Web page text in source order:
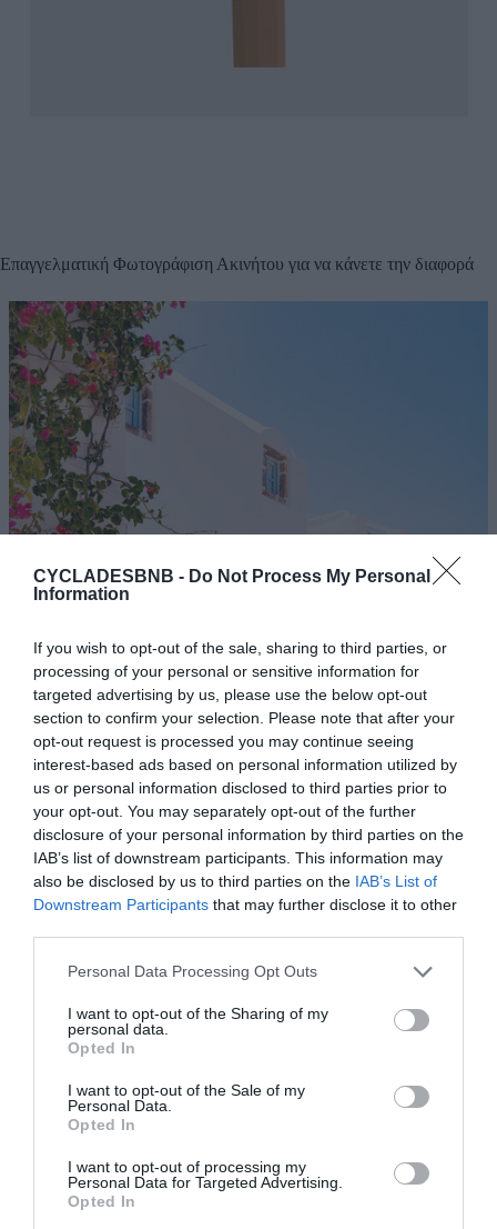
CYCLADESBNB - Do Not Process My Personal
Information
If you wish to opt-out of the sale, sharing to third parties, or
processing of your personal or sensitive information for
targeted advertising by us, please use the below opt-out
section to confirm your selection. Please note that after your
opt-out request is processed you may continue seeing
interest-based ads based on personal information utilized by
us or personal information disclosed to third parties prior to
your opt-out. You may separately opt-out of the further
disclosure of your personal information by third parties on the
IAB’s list of downstream participants. This information may
also be disclosed by us to third parties on the IAB’s List of
Downstream Participants that may further disclose it to other
Please note that this website/app uses one or more Google
not limited to your visit or usage behaviour. You may click to
grant or deny consent to Google and its third-party tags to
use your data for below specified purposes in below Google
consent section.
Personal Data Processing Opt Outs
I want to opt-out of the Sharing of my
personal data.
Opted In
I want to opt-out of the Sale of my
Personal Data.
Opted In
I want to opt-out of processing my
Personal Data for Targeted Advertising.
Opted In
Επαγγελματική Φωτογράφιση Ακινήτου για να κάνετε την διαφορά
Αναλαμβάνουμε την
επαγγελματικές φωτογραφίες είναι απαραίτητες για μια
καταχώρηση γιατί είναι η πρώτη εικόνα που βλέπει ο υποψήφιος
επισκέπτης και από αυτές θα κρίνει και θα επιλέξει αν θα